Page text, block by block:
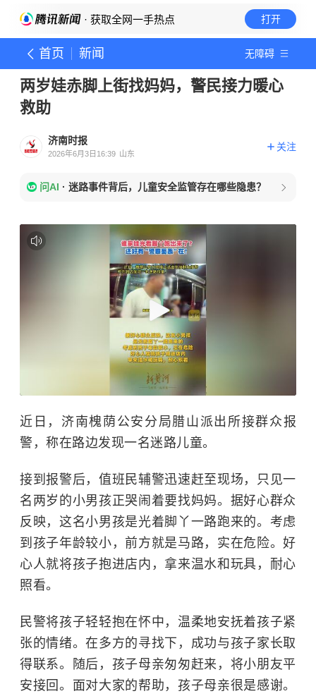
· 获取全网一手热点 打开
首页 新闻 无障碍
两岁娃赤脚上街找妈妈，警民接力暖心
救助
济南时报
2026年6月3日16:39 山东
关注
问AI · 迷路事件背后，儿童安全监管存在哪些隐患？
近日，济南槐荫公安分局腊山派出所接群众报
警，称在路边发现一名迷路儿童。
接到报警后，值班民辅警迅速赶至现场，只见一
名两岁的小男孩正哭闹着要找妈妈。据好心群众
反映，这名小男孩是光着脚丫一路跑来的。考虑
到孩子年龄较小，前方就是马路，实在危险。好
心人就将孩子抱进店内，拿来温水和玩具，耐心
照看。
民警将孩子轻轻抱在怀中，温柔地安抚着孩子紧
张的情绪。在多方的寻找下，成功与孩子家长取
得联系。随后，孩子母亲匆匆赶来，将小朋友平
安接回。面对大家的帮助，孩子母亲很是感谢。